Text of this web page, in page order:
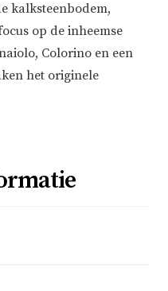
kalksteenbodem,
op de inheemse
Colorino en een
het originele